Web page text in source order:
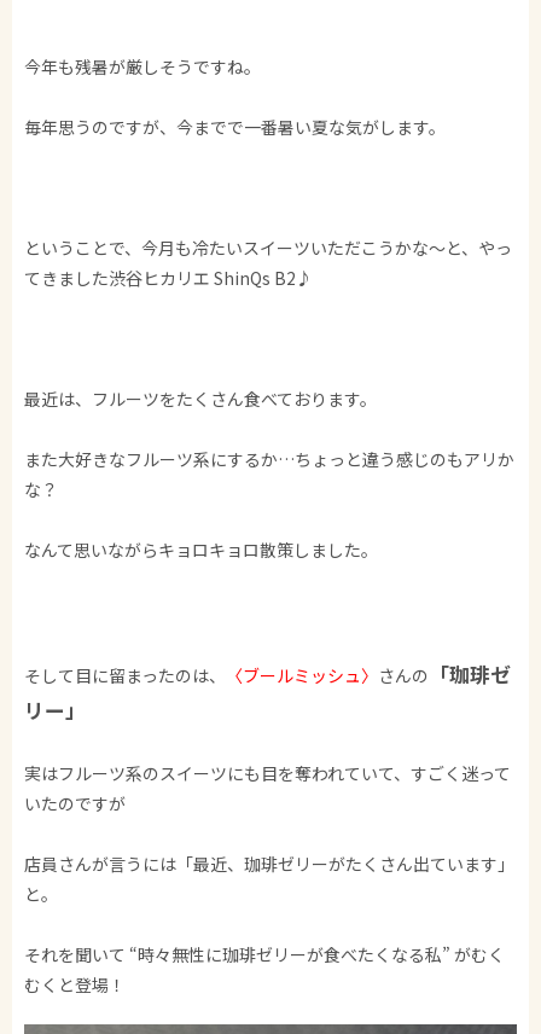
今年も残暑が厳しそうですね。
毎年思うのですが、今までで一番暑い夏な気がします。
ということで、今月も冷たいスイーツいただこうかな～と、やっ
てきました渋谷ヒカリエ ShinQs B2♪
最近は、フルーツをたくさん食べております。
また大好きなフルーツ系にするか…ちょっと違う感じのもアリか
な？
なんて思いながらキョロキョロ散策しました。
そして目に留まったのは、 〈ブールミッシュ〉 さんの
「珈琲ゼ
リー」
実はフルーツ系のスイーツにも目を奪われていて、すごく迷って
いたのですが
店員さんが言うには「最近、珈琲ゼリーがたくさん出ています」
と。
それを聞いて “時々無性に珈琲ゼリーが食べたくなる私” がむく
むくと登場！